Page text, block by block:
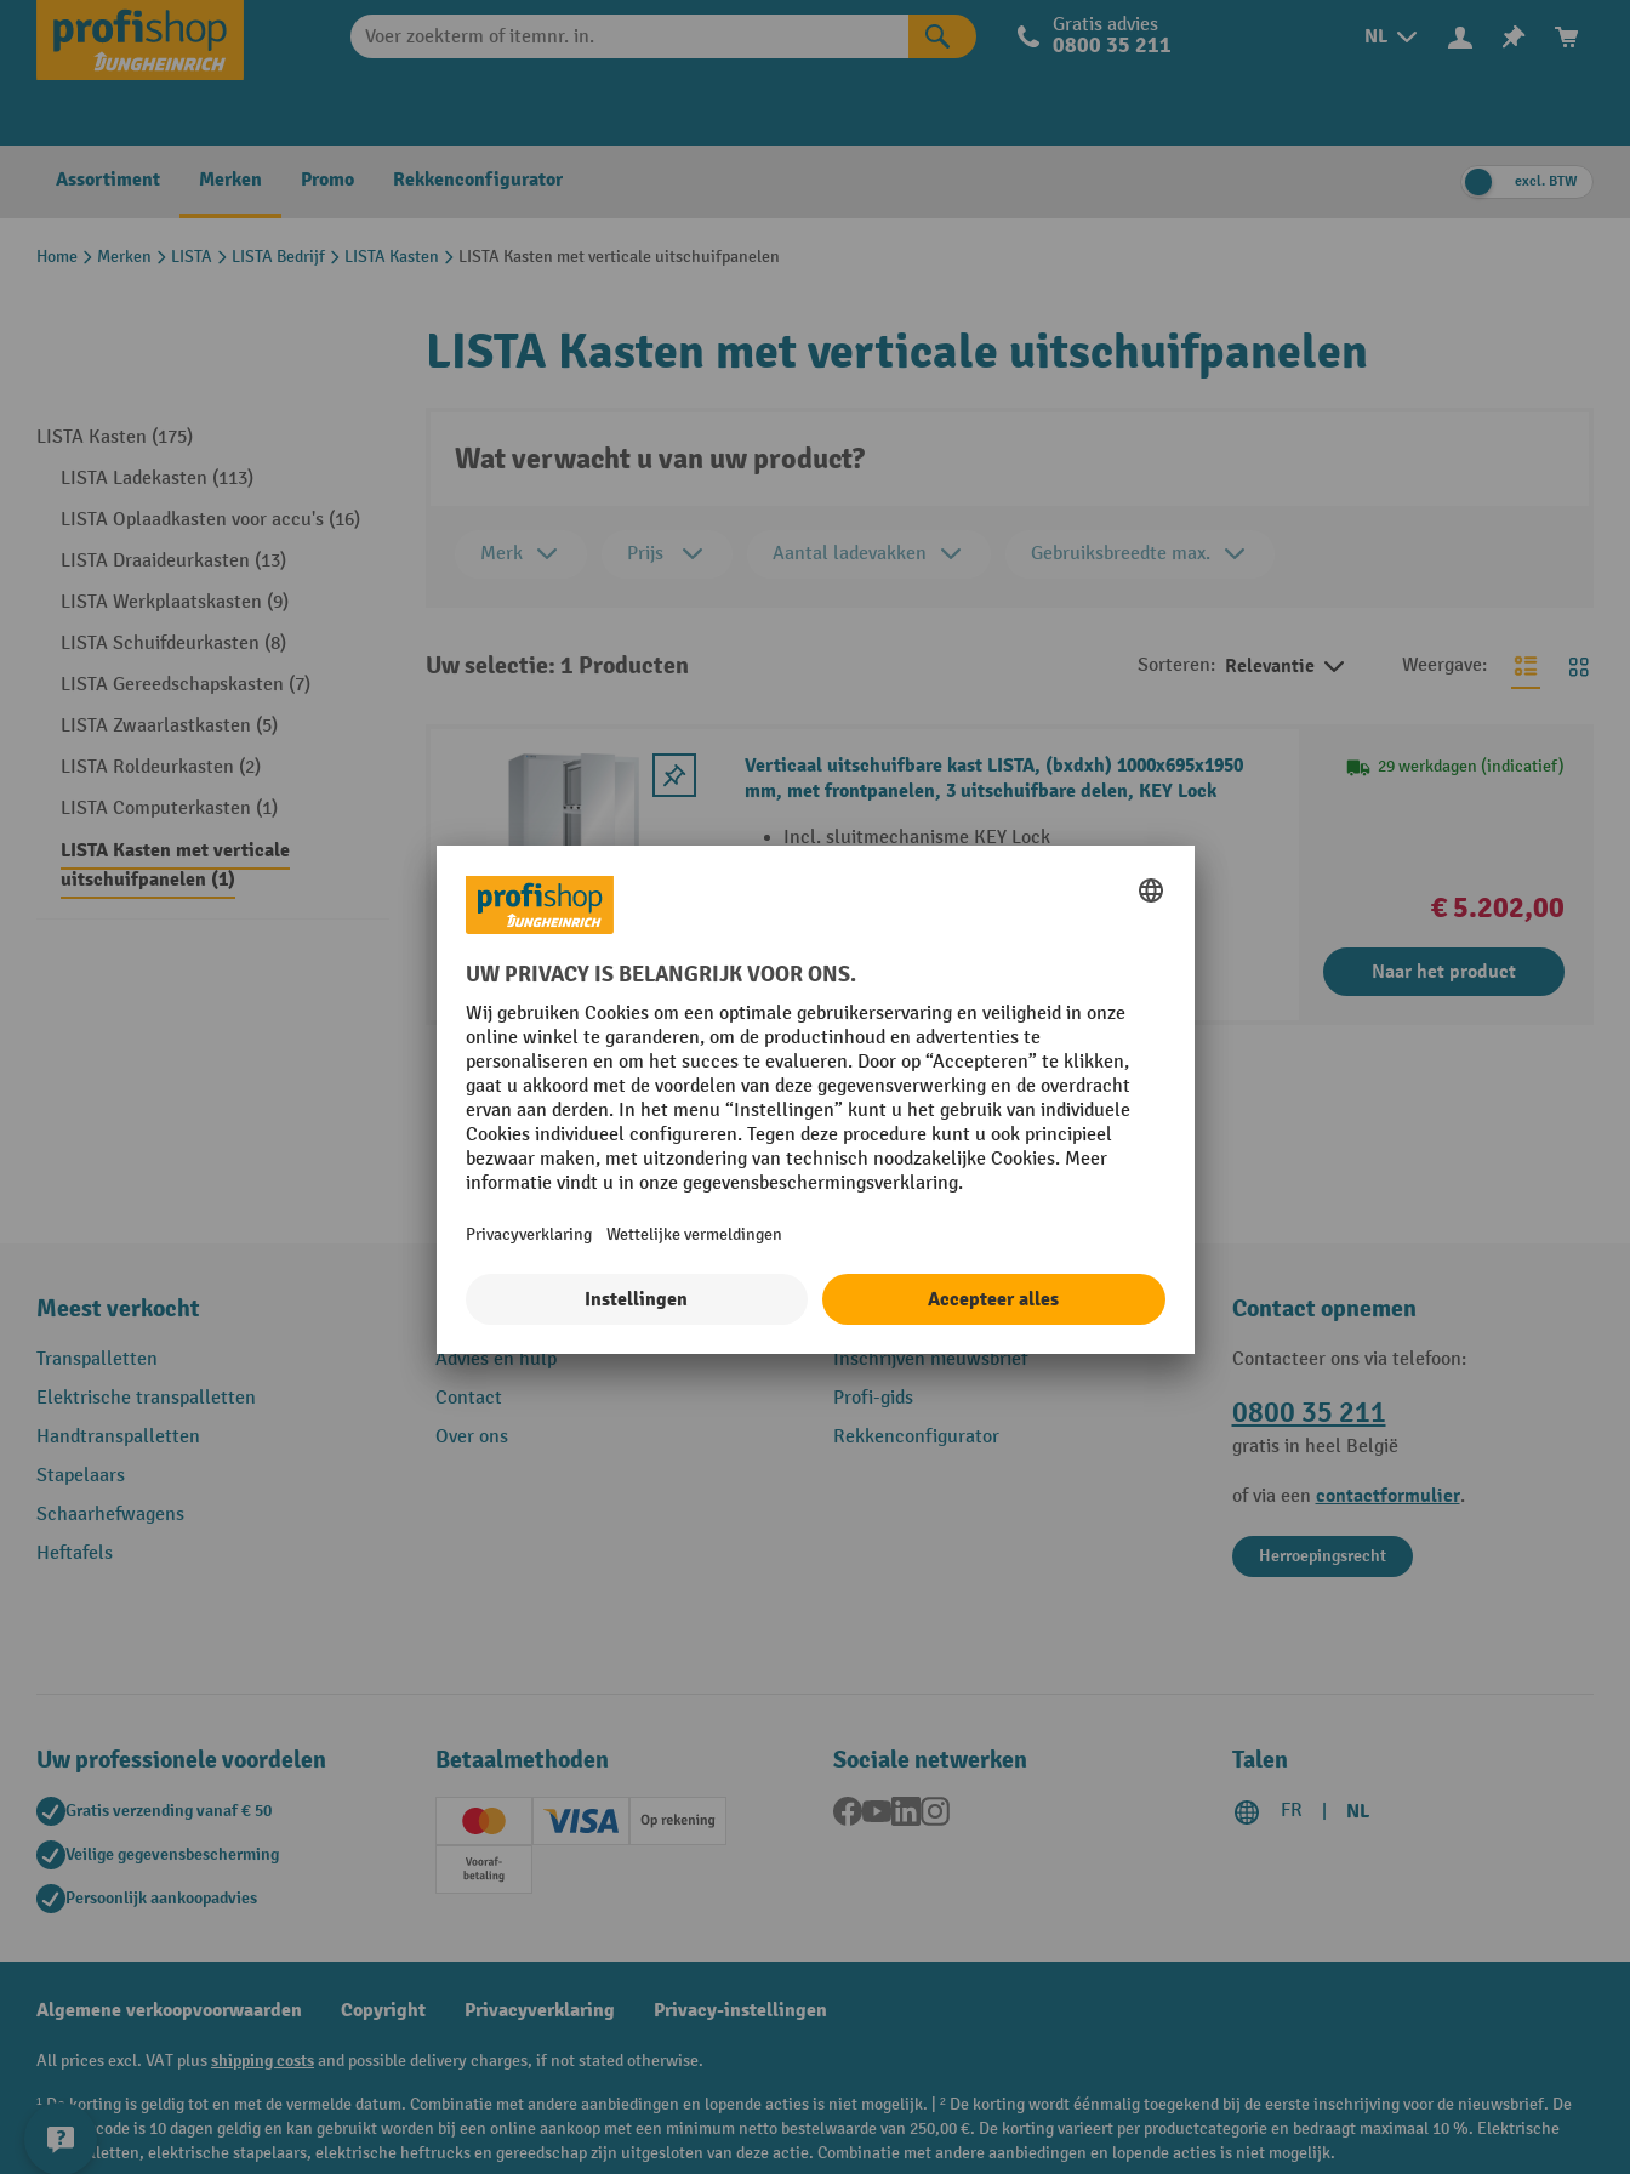
Skip to main navigation NL
Gratis advies
0800 35 211
Assortiment Merken Promo Rekkenconfigurator excl. BTW
Home Merken LISTA LISTA Bedrijf LISTA Kasten LISTA Kasten met verticale uitschuifpanelen
LISTA Kasten (175)
LISTA Ladekasten (113)
LISTA Oplaadkasten voor accu's (16)
LISTA Draaideurkasten (13)
LISTA Werkplaatskasten (9)
LISTA Schuifdeurkasten (8)
LISTA Gereedschapskasten (7)
LISTA Zwaarlastkasten (5)
LISTA Roldeurkasten (2)
LISTA Computerkasten (1)
LISTA Kasten met verticale
uitschuifpanelen (1)
LISTA Kasten met verticale uitschuifpanelen
Wat verwacht u van uw product?
Merk Prijs Aantal ladevakken Gebruiksbreedte max.
Uw selectie: 1 Producten Sorteren: Relevantie Weergave:
Verticaal uitschuifbare kast LISTA, (bxdxh) 1000x695x1950
mm, met frontpanelen, 3 uitschuifbare delen, KEY Lock
Incl. sluitmechanisme KEY Lock
Kwaliteit "Made in Europe" met 10 jaar garantie
2 Varianten
29 werkdagen (indicatief)
€ 5.202,00
Naar het product
Meest verkocht
Transpalletten
Elektrische transpalletten
Handtranspalletten
Stapelaars
Schaarhefwagens
Heftafels
Advies en hulp
Contact
Over ons
Inschrijven nieuwsbrief
Profi-gids
Rekkenconfigurator
Contact opnemen
Contacteer ons via telefoon:
0800 35 211
gratis in heel België
of via een contactformulier.
Herroepingsrecht
Uw professionele voordelen
Gratis verzending vanaf € 50
Veilige gegevensbescherming
Persoonlijk aankoopadvies
Betaalmethoden
Creditcard (Master)Creditcard (Visa)Op rekening
Vooruitbetaling
Sociale netwerken
Facebook
YouTubeLinkedInInstagram
Talen
FR NL
Algemene verkoopvoorwaarden Copyright Privacyverklaring Privacy-instellingen
All prices excl. VAT plusshipping costsand possible delivery charges, if not stated otherwise.
¹ De korting is geldig tot en met de vermelde datum. Combinatie met andere aanbiedingen en lopende acties is niet mogelijk. | ² De korting wordt éénmalig toegekend bij de eerste inschrijving voor de nieuwsbrief. De
kortingscode is 10 dagen geldig en kan gebruikt worden bij een online aankoop met een minimum netto bestelwaarde van 250,00 €. De korting varieert per productcategorie en bedraagt maximaal 10 %. Elektrische
transpalletten, elektrische stapelaars, elektrische heftrucks en gereedschap zijn uitgesloten van deze actie. Combinatie met andere aanbiedingen en lopende acties is niet mogelijk.